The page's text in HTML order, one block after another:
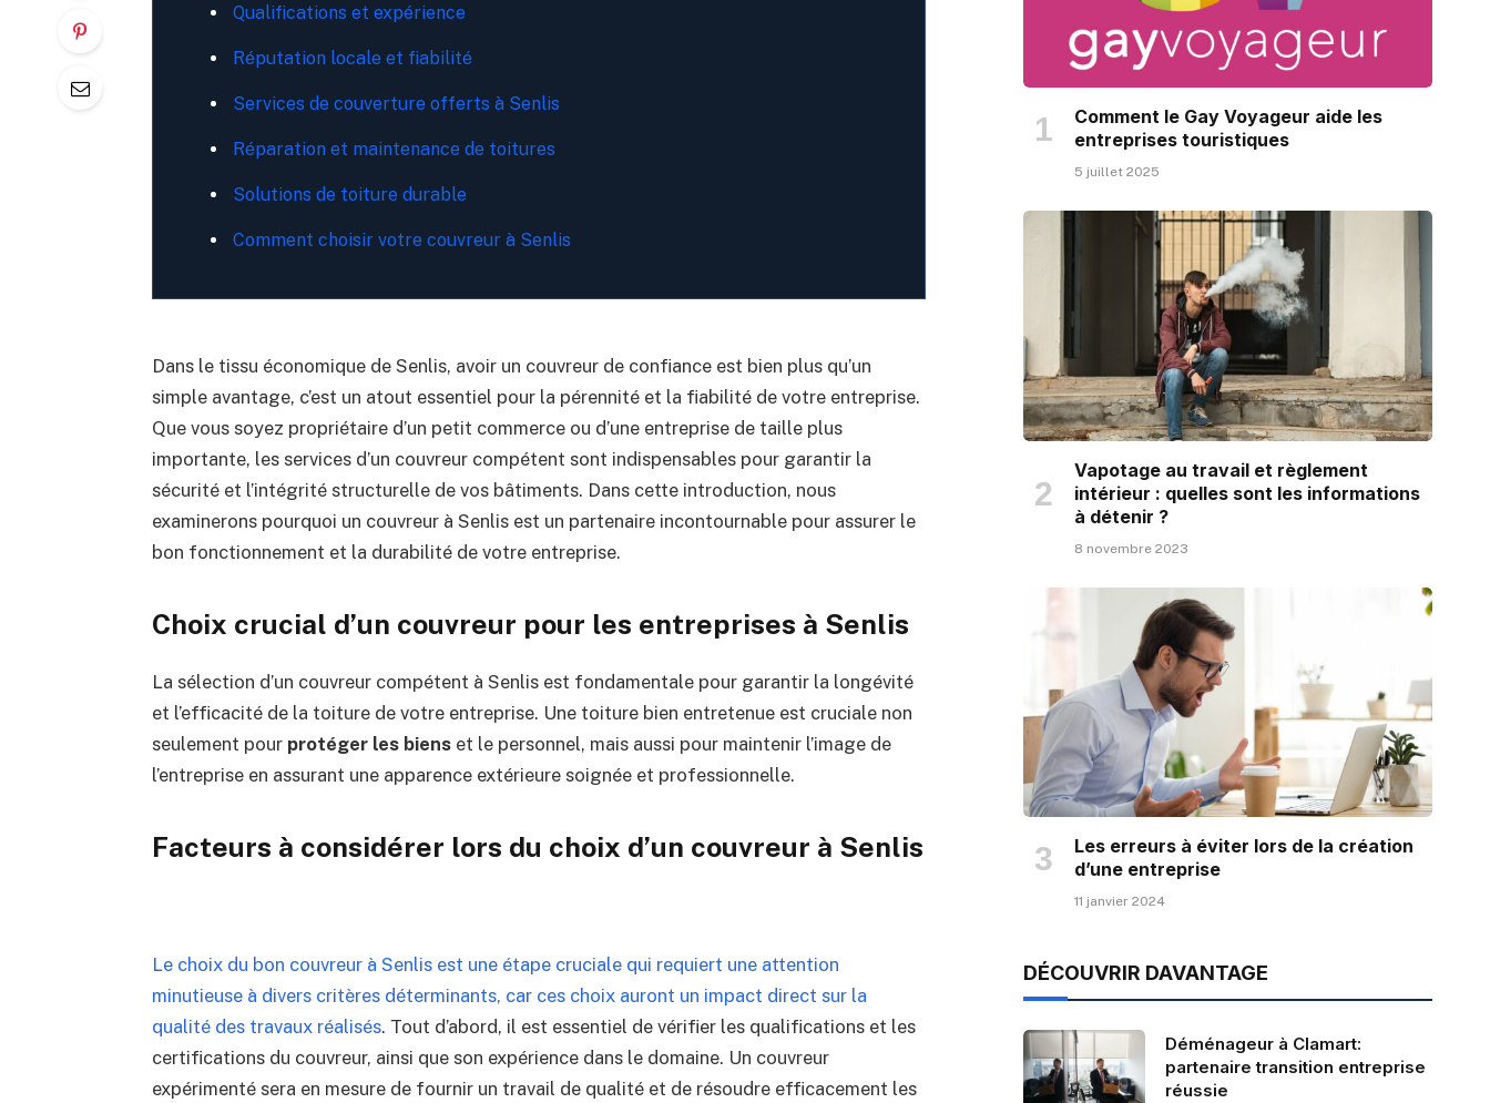
Qualifications et expérience
Réputation locale et fiabilité
Services de couverture offerts à Senlis
Réparation et maintenance de toitures
Solutions de toiture durable
Comment choisir votre couvreur à Senlis
Dans le tissu économique de Senlis, avoir un couvreur de confiance est bien plus qu’un
simple avantage, c’est un atout essentiel pour la pérennité et la fiabilité de votre entreprise.
Que vous soyez propriétaire d’un petit commerce ou d’une entreprise de taille plus
importante, les services d’un couvreur compétent sont indispensables pour garantir la
sécurité et l’intégrité structurelle de vos bâtiments. Dans cette introduction, nous
examinerons pourquoi un couvreur à Senlis est un partenaire incontournable pour assurer le
bon fonctionnement et la durabilité de votre entreprise.
Choix crucial d’un couvreur pour les entreprises à Senlis
La sélection d’un couvreur compétent à Senlis est fondamentale pour garantir la longévité
et l’efficacité de la toiture de votre entreprise. Une toiture bien entretenue est cruciale non
seulement pour protéger les bienset le personnel, mais aussi pour maintenir l’image de
l’entreprise en assurant une apparence extérieure soignée et professionnelle.
Facteurs à considérer lors du choix d’un couvreur à Senlis
Le choix du bon couvreur à Senlis est une étape cruciale qui requiert une attention
minutieuse à divers critères déterminants, car ces choix auront un impact direct sur la
qualité des travaux réalisés. Tout d’abord, il est essentiel de vérifier les qualifications et les
certifications du couvreur, ainsi que son expérience dans le domaine. Un couvreur
expérimenté sera en mesure de fournir un travail de qualité et de résoudre efficacement les
Comment le Gay Voyageur aide les
entreprises touristiques
5 juillet 2025
Vapotage au travail et règlement
intérieur : quelles sont les informations
à détenir ?
8 novembre 2023
Les erreurs à éviter lors de la création
d’une entreprise
11 janvier 2024
DÉCOUVRIR DAVANTAGE
Déménageur à Clamart:
partenaire transition entreprise
réussie